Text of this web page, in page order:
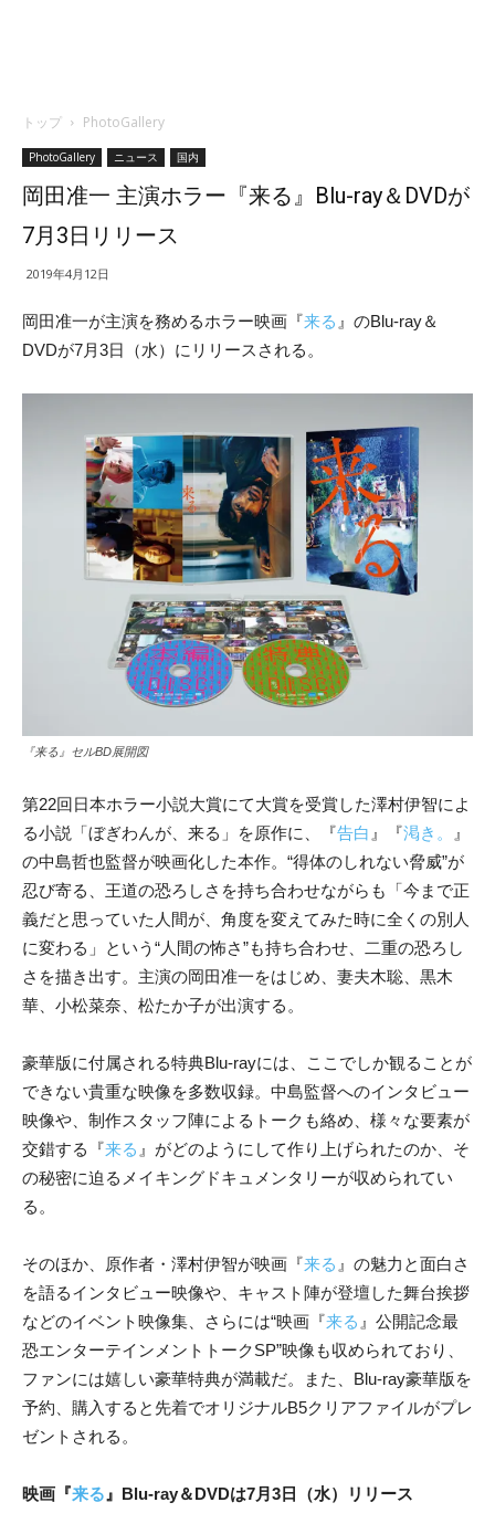
トップ PhotoGallery
PhotoGallery ニュース 国内
岡田准一 主演ホラー『来る』Blu-ray＆DVDが
7月3日リリース
2019年4月12日
岡田准一が主演を務めるホラー映画『来る 』のBlu-ray＆
DVDが7月3日（水）にリリースされる。
『来る』セルBD展開図
第22回日本ホラー小説大賞にて大賞を受賞した澤村伊智によ
る小説「ぼぎわんが、来る」を原作に、『告白 』『渇き。
』
の中島哲也監督が映画化した本作。“得体のしれない脅威”が
忍び寄る、王道の恐ろしさを持ち合わせながらも「今まで正
義だと思っていた人間が、角度を変えてみた時に全くの別人
に変わる」という“人間の怖さ”も持ち合わせ、二重の恐ろし
さを描き出す。主演の岡田准一をはじめ、妻夫木聡、黒木
華、小松菜奈、松たか子が出演する。
豪華版に付属される特典Blu-rayには、ここでしか観ることが
できない貴重な映像を多数収録。中島監督へのインタビュー
映像や、制作スタッフ陣によるトークも絡め、様々な要素が
交錯する『来る 』がどのようにして作り上げられたのか、そ
の秘密に迫るメイキングドキュメンタリーが収められてい
る。
そのほか、原作者・澤村伊智が映画『来る 』の魅力と面白さ
を語るインタビュー映像や、キャスト陣が登壇した舞台挨拶
などのイベント映像集、さらには“映画『来る 』公開記念最
恐エンターテインメントトークSP”映像も収められており、
ファンには嬉しい豪華特典が満載だ。また、Blu-ray豪華版を
予約、購入すると先着でオリジナルB5クリアファイルがプレ
ゼントされる。
映画『来る 』Blu-ray＆DVDは7月3日（水）リリース